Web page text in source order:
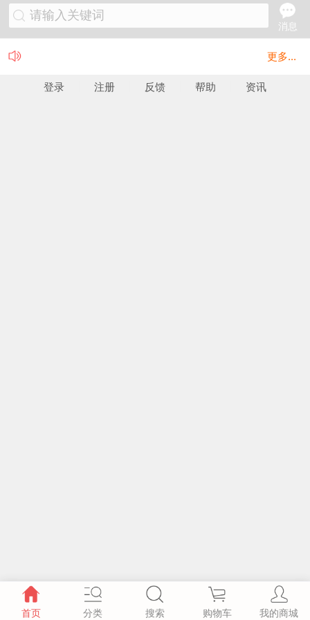
请输入关键词
消息
更多...
登录 注册 反馈 帮助 资讯
首页 分类 搜索 购物车 我的商城